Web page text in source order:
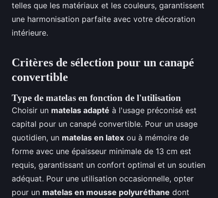
telles que les matériaux et les couleurs, garantissent
une harmonisation parfaite avec votre décoration
intérieure.
Critères de sélection pour un canapé
convertible
Type de matelas en fonction de l'utilisation
Choisir un matelas adapté à l'usage préconisé est
capital pour un canapé convertible. Pour un usage
quotidien, un matelas en latex ou à mémoire de
forme avec une épaisseur minimale de 13 cm est
requis, garantissant un confort optimal et un soutien
adéquat. Pour une utilisation occasionnelle, opter
pour un matelas en mousse polyuréthane dont